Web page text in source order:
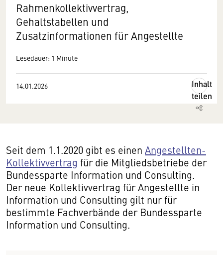
Rahmenkollektivvertrag,
Gehaltstabellen und
Zusatzinformationen für Angestellte
Lesedauer: 1 Minute
14.01.2026
Inhalt
teilen
Seit dem 1.1.2020 gibt es einen Angestellten-
Kollektivvertrag für die Mitgliedsbetriebe der
Bundessparte Information und Consulting.
Der neue Kollektivvertrag für Angestellte in
Information und Consulting gilt nur für
bestimmte Fachverbände der Bundessparte
Information und Consulting.